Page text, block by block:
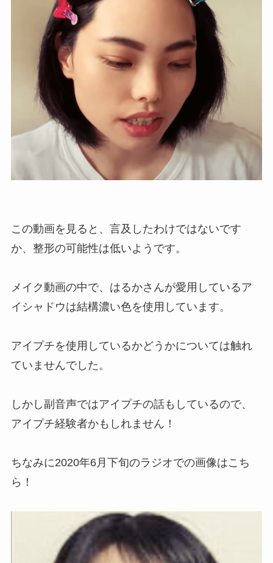
この動画を見ると、言及したわけではないです
か、 整形の可能性は低いようです。
メイク動画の中で、はるかさんが愛用しているア
イシャドウは結構濃い色を使用しています。
アイプチを使用しているかどうかについては触れ
ていませんでした。
しかし副音声ではアイプチの話もしているので、
アイプチ経験者かもしれません！
ちなみに2020年6月下旬のラジオでの画像はこち
ら！